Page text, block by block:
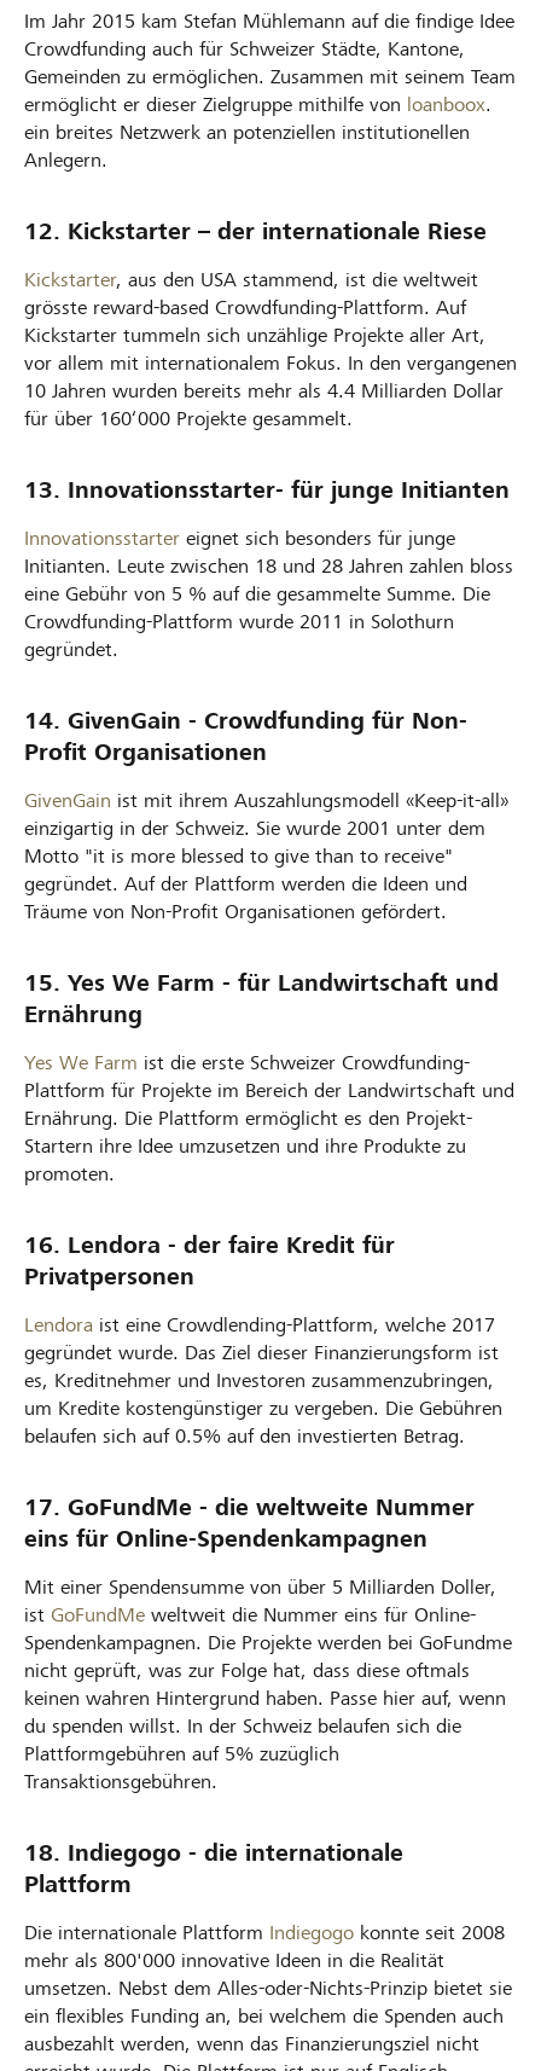
Im Jahr 2015 kam Stefan Mühlemann auf die findige Idee
Crowdfunding auch für Schweizer Städte, Kantone,
Gemeinden zu ermöglichen. Zusammen mit seinem Team
ermöglicht er dieser Zielgruppe mithilfe von loanboox.
ein breites Netzwerk an potenziellen institutionellen
Anlegern.
12. Kickstarter – der internationale Riese
Kickstarter, aus den USA stammend, ist die weltweit
grösste reward-based Crowdfunding-Plattform. Auf
Kickstarter tummeln sich unzählige Projekte aller Art,
vor allem mit internationalem Fokus. In den vergangenen
10 Jahren wurden bereits mehr als 4.4 Milliarden Dollar
für über 160‘000 Projekte gesammelt.
13. Innovationsstarter- für junge Initianten
Innovationsstarter eignet sich besonders für junge
Initianten. Leute zwischen 18 und 28 Jahren zahlen bloss
eine Gebühr von 5 % auf die gesammelte Summe. Die
Crowdfunding-Plattform wurde 2011 in Solothurn
gegründet.
14. GivenGain - Crowdfunding für Non-
Profit Organisationen
GivenGain ist mit ihrem Auszahlungsmodell «Keep-it-all»
einzigartig in der Schweiz. Sie wurde 2001 unter dem
Motto "it is more blessed to give than to receive"
gegründet. Auf der Plattform werden die Ideen und
Träume von Non-Profit Organisationen gefördert.
15. Yes We Farm - für Landwirtschaft und
Ernährung
Yes We Farm ist die erste Schweizer Crowdfunding-
Plattform für Projekte im Bereich der Landwirtschaft und
Ernährung. Die Plattform ermöglicht es den Projekt-
Startern ihre Idee umzusetzen und ihre Produkte zu
promoten.
16. Lendora - der faire Kredit für
Privatpersonen
Lendora ist eine Crowdlending-Plattform, welche 2017
gegründet wurde. Das Ziel dieser Finanzierungsform ist
es, Kreditnehmer und Investoren zusammenzubringen,
um Kredite kostengünstiger zu vergeben. Die Gebühren
belaufen sich auf 0.5% auf den investierten Betrag.
17. GoFundMe - die weltweite Nummer
eins für Online-Spendenkampagnen
Mit einer Spendensumme von über 5 Milliarden Doller,
ist GoFundMe weltweit die Nummer eins für Online-
Spendenkampagnen. Die Projekte werden bei GoFundme
nicht geprüft, was zur Folge hat, dass diese oftmals
keinen wahren Hintergrund haben. Passe hier auf, wenn
du spenden willst. In der Schweiz belaufen sich die
Plattformgebühren auf 5% zuzüglich
Transaktionsgebühren.
18. Indiegogo - die internationale
Plattform
Die internationale Plattform Indiegogo konnte seit 2008
mehr als 800'000 innovative Ideen in die Realität
umsetzen. Nebst dem Alles-oder-Nichts-Prinzip bietet sie
ein flexibles Funding an, bei welchem die Spenden auch
ausbezahlt werden, wenn das Finanzierungsziel nicht